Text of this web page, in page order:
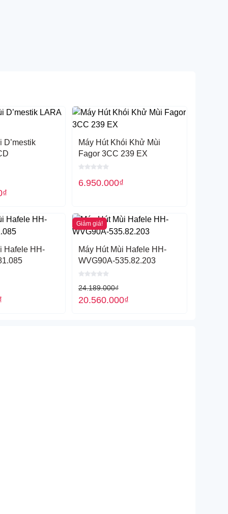
D’mestik
₫
Máy Hút Khói Khử Mùi
Fagor 3CC 239 EX
6.950.000₫
Hafele HH-
Giảm giá!
Máy Hút Mùi Hafele HH-
WVG90A-535.82.203
24.189.000₫
20.560.000₫